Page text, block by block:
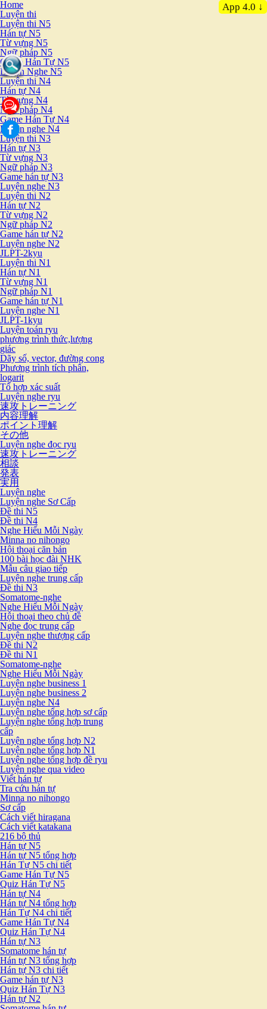
Home
Luyện thi
Luyện thi N5
Hán tự N5
Từ vựng N5
Ngữ pháp N5
Game Hán Tự N5
Luyện Nghe N5
Luyện thi N4
Hán tự N4
Từ vựng N4
Ngữ pháp N4
Game Hán Tự N4
Luyện nghe N4
Luyện thi N3
Hán tự N3
Từ vựng N3
Ngữ pháp N3
Game hán tự N3
Luyện nghe N3
Luyện thi N2
Hán tự N2
Từ vựng N2
Ngữ pháp N2
Game hán tự N2
Luyện nghe N2
JLPT-2kyu
Luyện thi N1
Hán tự N1
Từ vựng N1
Ngữ pháp N1
Game hán tự N1
Luyện nghe N1
JLPT-1kyu
Luyện toán ryu
phương trình thức,lượng
giác
Dãy số, vector, đường cong
Phương trình tích phân,
logarit
Tổ hợp xác suất
Luyện nghe ryu
速攻トレーニング
内容理解
ポイント理解
その他
Luyện nghe đọc ryu
速攻トレーニング
相談
発表
実用
Luyện nghe
Luyện nghe Sơ Cấp
Đề thi N5
Đề thi N4
Nghe Hiểu Mỗi Ngày
Minna no nihongo
Hội thoại căn bản
100 bài học đài NHK
Mẫu câu giao tiếp
Luyện nghe trung cấp
Đề thi N3
Somatome-nghe
Nghe Hiểu Mỗi Ngày
Hội thoại theo chủ đề
Nghe đọc trung cấp
Luyện nghe thượng cấp
Đề thi N2
Đề thi N1
Somatome-nghe
Nghe Hiểu Mỗi Ngày
Luyện nghe business 1
Luyện nghe business 2
Luyện nghe N4
Luyện nghe tổng hợp sơ cấp
Luyện nghe tổng hợp trung
cấp
Luyện nghe tổng hợp N2
Luyện nghe tổng hợp N1
Luyện nghe tổng hợp đề ryu
Luyện nghe qua video
Viết hán tự
Tra cứu hán tự
Minna no nihongo
Sơ cấp
Cách viết hiragana
Cách viết katakana
216 bộ thủ
Hán tự N5
Hán tự N5 tổng hợp
Hán Tự N5 chi tiết
Game Hán Tự N5
Quiz Hán Tự N5
Hán tự N4
Hán tự N4 tổng hợp
Hán Tự N4 chi tiết
Game Hán Tự N4
Quiz Hán Tự N4
Hán tự N3
Somatome hán tự
Hán tự N3 tổng hợp
Hán tự N3 chi tiết
Game hán tự N3
Quiz Hán Tự N3
Hán tự N2
App 4.0 ↓